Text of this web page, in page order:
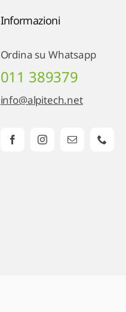
Informazioni
Ordina su Whatsapp
011 389379
info@alpitech.net